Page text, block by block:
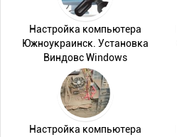
Настройка компьютера
Южноукраинск. Установка
Виндовс Windows
Настройка компьютера